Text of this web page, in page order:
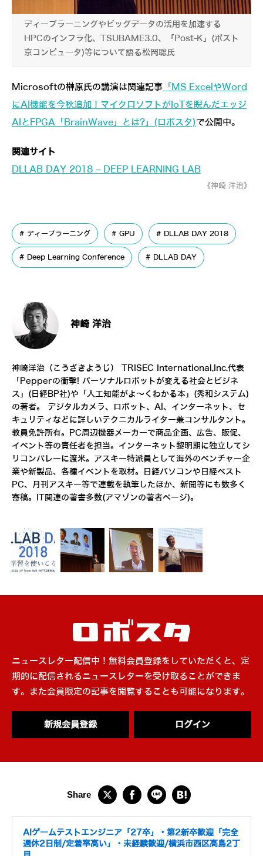
ディープラーニングやビッグデータの活用を加速する
HPCのインフラ化、TSUBAME3.0、「Post-K」(ポスト
京コンピュータ)等について語る松岡聡氏
Microsoftの榊原氏の講演は関連記事 「MS ExcelやWord
にAI機能を今秋追加！マイクロソフトがIoTを睨んだエッジ
AIとFPGA「BrainWave」とは?」(ロボスタ)で公開中。
関連サイト
DLLAB DAY 2018 – DEEP LEARNING LAB
《神崎 洋治》
ディープラーニング GPU DLLAB DAY 2018
Deep Learning Conference DLLAB DAY
神崎 洋治
神崎洋治（こうざきようじ） TRISEC International,Inc.代表
「 Pepperの衝撃! パーソナルロボットが変える社会とビジネ
ス 」(日経BP社)や「 人工知能がよ～くわかる本 」(秀和システム)
の著者。 デジタルカメラ、ロボット、AI、インターネット、セ
キュリティなどに詳しいテクニカルライター兼コンサルタント。
教員免許所有。PC周辺機器メーカーで商品企画、広告、販促、
イベント等の責任者を担当。インターネット黎明期に独立してシ
リコンバレーに渡米。アスキー特派員として海外のベンチャー企
業や新製品、各種イベントを取材。日経パソコンや日経ベスト
PC、月刊アスキー等で連載を執筆したほか、新聞等にも数多く
寄稿。IT関連の著書多数(アマゾンの著者ページ)。
ニュースレター配信中！無料会員登録をしていただくと、定
期的に配信されるニュースレターを受け取ることができま
す。また会員限定の記事を閲覧することも可能になります。
新規会員登録 ログイン
AIゲームテストエンジニア「27卒」・第2新卒歓迎「完全
週休2日制/定着率高い」・未経験歓迎/横浜市西区高島2丁